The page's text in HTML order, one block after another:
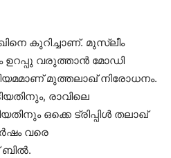
കുറിച്ചാണ്. മുസ്ലീം
ഉറപ്പു വരുത്താന്‍ മോഡി
മുത്തലാഖ് നിരോധനം.
രാവിലെ
ഒക്കെ ട്രിപ്പിള്‍ തലാഖ്
വരെ
ബില്‍.